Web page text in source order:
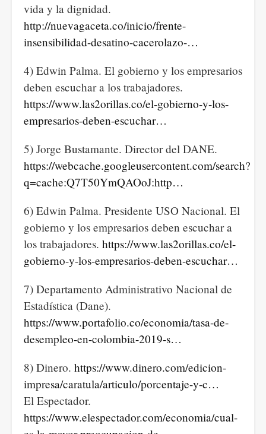
vida y la dignidad.
http://nuevagaceta.co/inicio/frente-
insensibilidad-desatino-cacerolazo-…
4) Edwin Palma. El gobierno y los empresarios
deben escuchar a los trabajadores.
https://www.las2orillas.co/el-gobierno-y-los-
empresarios-deben-escuchar…
5) Jorge Bustamante. Director del DANE.
https://webcache.googleusercontent.com/search?
q=cache:Q7T50YmQAOoJ:http…
6) Edwin Palma. Presidente USO Nacional. El
gobierno y los empresarios deben escuchar a
los trabajadores. https://www.las2orillas.co/el-
gobierno-y-los-empresarios-deben-escuchar…
7) Departamento Administrativo Nacional de
Estadística (Dane).
https://www.portafolio.co/economia/tasa-de-
desempleo-en-colombia-2019-s…
8) Dinero. https://www.dinero.com/edicion-
impresa/caratula/articulo/porcentaje-y-c…
El Espectador.
https://www.elespectador.com/economia/cual-